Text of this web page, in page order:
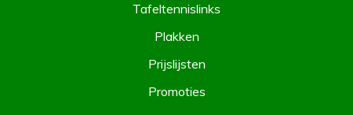
Tafeltennislinks
Plakken
Prijslijsten
Promoties